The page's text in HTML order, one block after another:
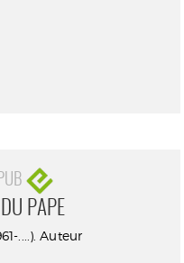
PAPE
....). Auteur